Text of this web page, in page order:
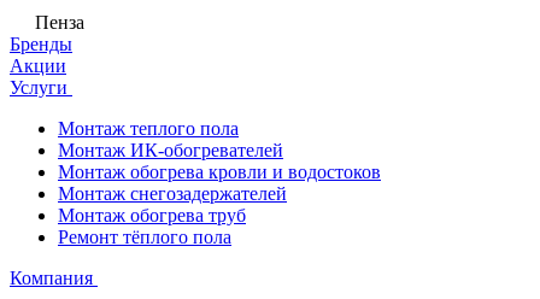
Пенза
Бренды
Акции
Услуги
Монтаж теплого пола
Монтаж ИК-обогревателей
Монтаж обогрева кровли и водостоков
Монтаж снегозадержателей
Монтаж обогрева труб
Ремонт тёплого пола
Компания